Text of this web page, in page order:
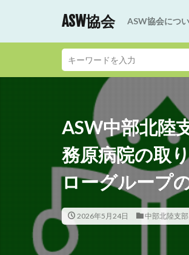
ASW協会 ASW協会につ
ASW中部北陸
務原病院の取
ローグループ
2026年5月24日 中部北陸支部